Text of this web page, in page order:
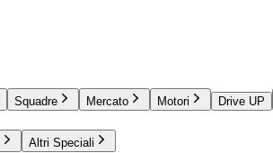
Squadre Mercato Motori Drive UP
Altri Speciali